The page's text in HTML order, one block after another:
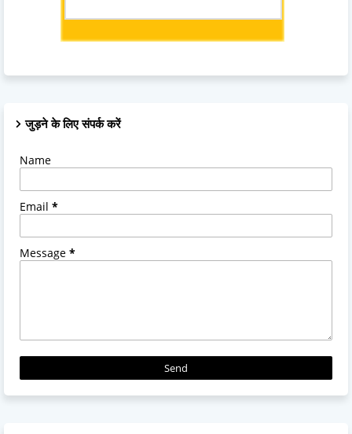
जुड़ने के लिए संपर्क करें
Name
Email *
Message *